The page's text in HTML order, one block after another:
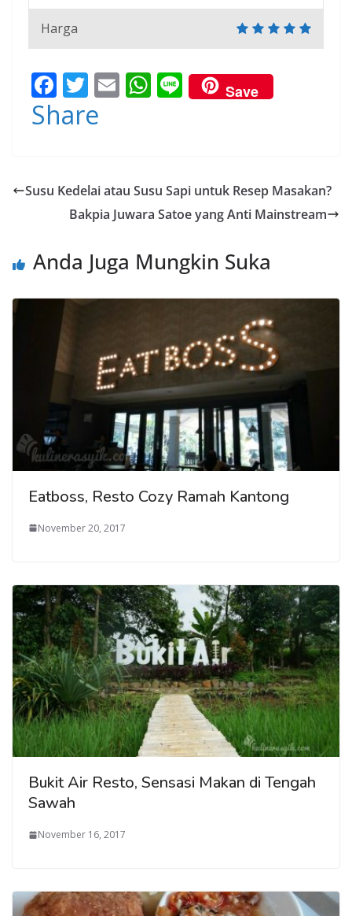
Harga
F
ac
e
o
o
T
w
itt
E W
A
p
Li
n
Save
Share
Susu Kedelai atau Susu Sapi untuk Resep Masakan?
Bakpia Juwara Satoe yang Anti Mainstream
Anda Juga Mungkin Suka
Eatboss, Resto Cozy Ramah Kantong
November 20, 2017
Bukit Air Resto, Sensasi Makan di Tengah
Sawah
November 16, 2017